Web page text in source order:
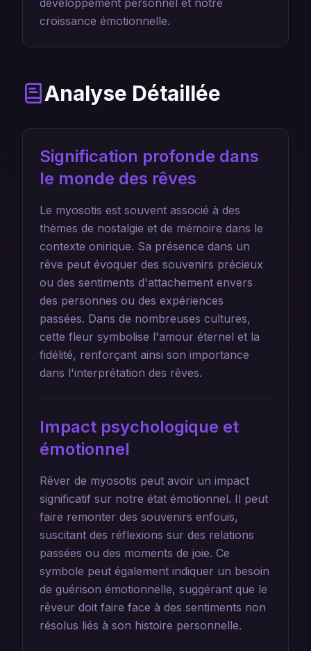
développement personnel et notre
croissance émotionnelle.
Analyse Détaillée
Signification profonde dans
le monde des rêves
Le myosotis est souvent associé à des
thèmes de nostalgie et de mémoire dans le
contexte onirique. Sa présence dans un
rêve peut évoquer des souvenirs précieux
ou des sentiments d'attachement envers
des personnes ou des expériences
passées. Dans de nombreuses cultures,
cette fleur symbolise l'amour éternel et la
fidélité, renforçant ainsi son importance
dans l'interprétation des rêves.
Impact psychologique et
émotionnel
Rêver de myosotis peut avoir un impact
significatif sur notre état émotionnel. Il peut
faire remonter des souvenirs enfouis,
suscitant des réflexions sur des relations
passées ou des moments de joie. Ce
symbole peut également indiquer un besoin
de guérison émotionnelle, suggérant que le
rêveur doit faire face à des sentiments non
résolus liés à son histoire personnelle.